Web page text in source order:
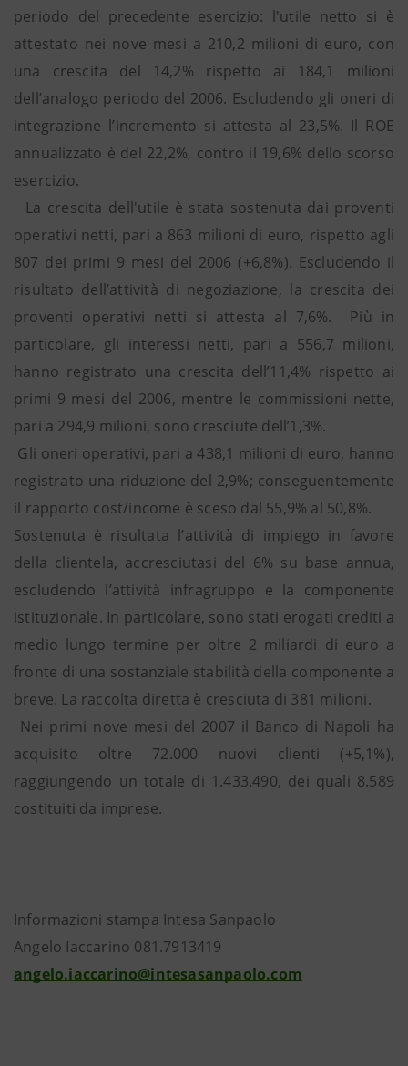
periodo del precedente esercizio: l'utile netto si è
attestato nei nove mesi a 210,2 milioni di euro, con
una crescita del 14,2% rispetto ai 184,1 milioni
dell’analogo periodo del 2006. Escludendo gli oneri di
integrazione l’incremento si attesta al 23,5%. Il ROE
annualizzato è del 22,2%, contro il 19,6% dello scorso
esercizio.
La crescita dell'utile è stata sostenuta dai proventi
operativi netti, pari a 863 milioni di euro, rispetto agli
807 dei primi 9 mesi del 2006 (+6,8%). Escludendo il
risultato dell’attività di negoziazione, la crescita dei
proventi operativi netti si attesta al 7,6%. Più in
particolare, gli interessi netti, pari a 556,7 milioni,
hanno registrato una crescita dell’11,4% rispetto ai
primi 9 mesi del 2006, mentre le commissioni nette,
pari a 294,9 milioni, sono cresciute dell’1,3%.
Gli oneri operativi, pari a 438,1 milioni di euro, hanno
registrato una riduzione del 2,9%; conseguentemente
il rapporto cost/income è sceso dal 55,9% al 50,8%.
Sostenuta è risultata l’attività di impiego in favore
della clientela, accresciutasi del 6% su base annua,
escludendo l’attività infragruppo e la componente
istituzionale. In particolare, sono stati erogati crediti a
medio lungo termine per oltre 2 miliardi di euro a
fronte di una sostanziale stabilità della componente a
breve. La raccolta diretta è cresciuta di 381 milioni.
Nei primi nove mesi del 2007 il Banco di Napoli ha
acquisito oltre 72.000 nuovi clienti (+5,1%),
raggiungendo un totale di 1.433.490, dei quali 8.589
costituiti da imprese.
Informazioni stampa Intesa Sanpaolo
Angelo Iaccarino 081.7913419
angelo.iaccarino@intesasanpaolo.com